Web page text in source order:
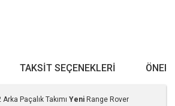
TAKSIT SEÇENEKLERI
Paçalık Takımı Yeni Range Rover